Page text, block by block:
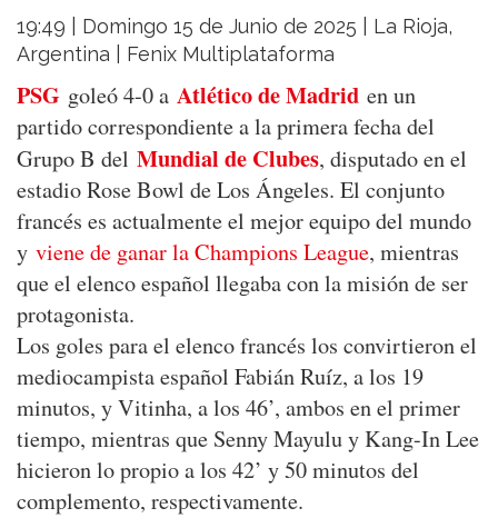
19:49 | Domingo 15 de Junio de 2025 | La Rioja,
Argentina | Fenix Multiplataforma
PSG goleó 4-0 a Atlético de Madrid en un
partido correspondiente a la primera fecha del
Grupo B del Mundial de Clubes, disputado en el
estadio Rose Bowl de Los Ángeles. El conjunto
francés es actualmente el mejor equipo del mundo
y viene de ganar la Champions League, mientras
que el elenco español llegaba con la misión de ser
protagonista.
Los goles para el elenco francés los convirtieron el
mediocampista español Fabián Ruíz, a los 19
minutos, y Vitinha, a los 46’, ambos en el primer
tiempo, mientras que Senny Mayulu y Kang-In Lee
hicieron lo propio a los 42’ y 50 minutos del
complemento, respectivamente.